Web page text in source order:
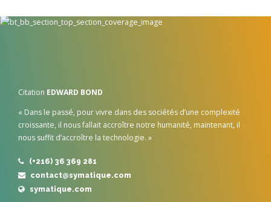
Citation EDWARD BOND
« Dans le passé, pour vivre dans des sociétés d’une complexité
croissante, il nous fallait accroître notre humanité, maintenant, il
nous suffit d’accroître la technologie. »
(+216) 36 369 281
contact@symatique.com
symatique.com